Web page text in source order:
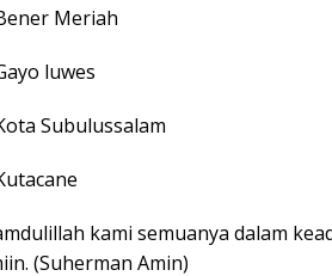
Meriah
luwes
Subulussalam
kami semuanya dalam
(Suherman Amin)